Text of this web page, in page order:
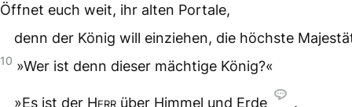
Öffnet euch weit, ihr alten Portale,
denn der König will einziehen, die höchste
10 »Wer ist denn dieser mächtige König?«
»Es ist der Herr über Himmel und Erde
.